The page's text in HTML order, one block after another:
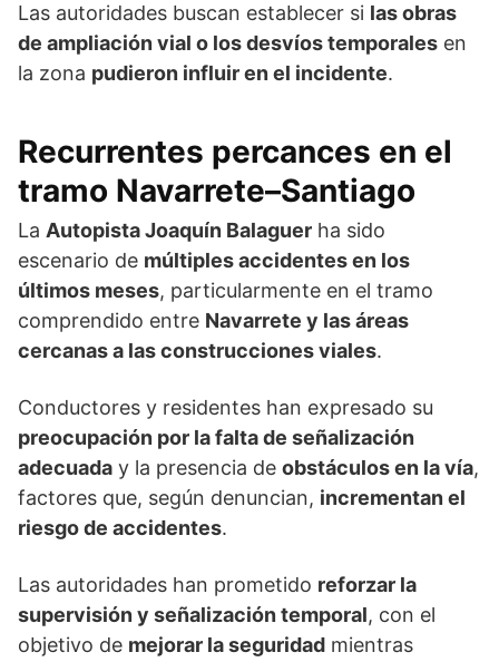
Las autoridades buscan establecer si las obras
de ampliación vial o los desvíos temporales en
la zona pudieron influir en el incidente.
Recurrentes percances en el
tramo Navarrete–Santiago
La Autopista Joaquín Balaguer ha sido
escenario de múltiples accidentes en los
últimos meses, particularmente en el tramo
comprendido entre Navarrete y las áreas
cercanas a las construcciones viales.
Conductores y residentes han expresado su
preocupación por la falta de señalización
adecuada y la presencia de obstáculos en la vía,
factores que, según denuncian, incrementan el
riesgo de accidentes.
Las autoridades han prometido reforzar la
supervisión y señalización temporal, con el
objetivo de mejorar la seguridad mientras